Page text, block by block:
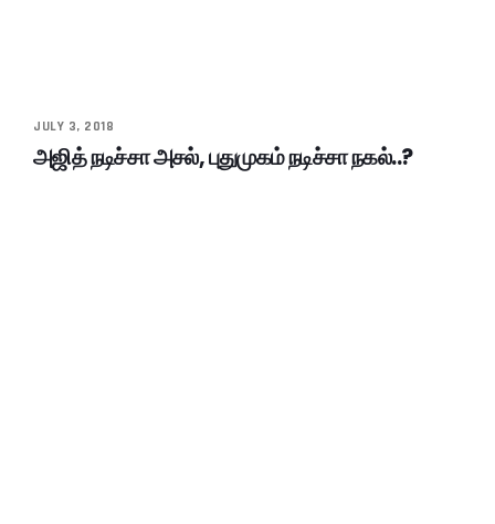
JULY 3, 2018
அஜித் நடிச்சா அசல், புதுமுகம் நடிச்சா நகல்..?